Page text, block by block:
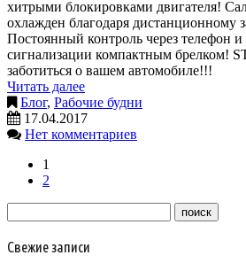
хитрыми блокировками двигателя!
охлажден благодаря дистанционному
Постоянный контроль через телефон и
сигнализации компактным брелком!
заботиться о вашем автомобиле!!!
Читать далее
Блог, Рабочие будни
17.04.2017
Нет комментариев
1
2
Свежие записи